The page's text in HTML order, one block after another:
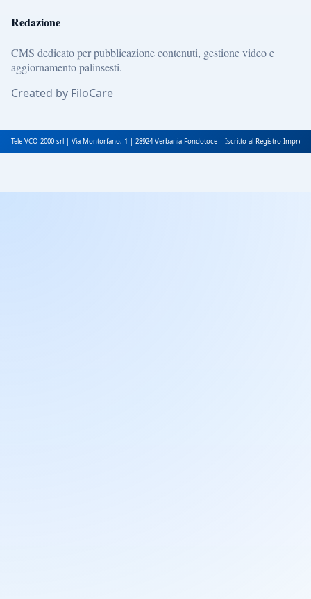
Redazione
CMS dedicato per pubblicazione contenuti, gestione video e
aggiornamento palinsesti.
Created by FiloCare
Tele VCO 2000 srl | Via Montorfano, 1 | 28924 Verbania Fondotoce | Iscritto al Registro Imprese